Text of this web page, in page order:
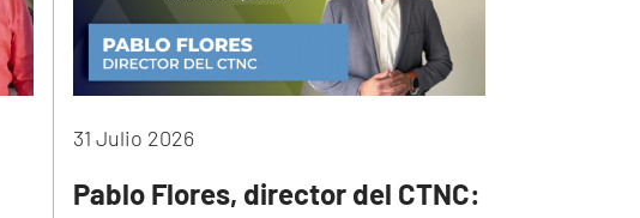
31 Julio 2026
Pablo Flores, director del CTNC: